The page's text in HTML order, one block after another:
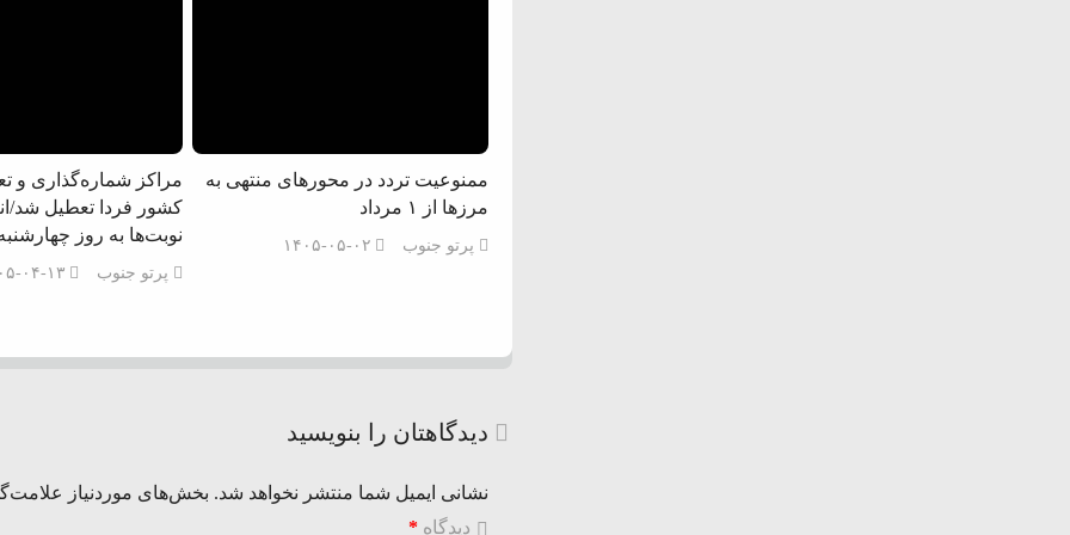
ممنوعیت تردد در محورهای منتهی به
مرزها از ۱ مرداد
پرتو جنوب ۱۴۰۵-۰۵-۰۲
مراکز شماره‌گذاری و
کشور فردا تعطیل شد/
نوبت‌ها به روز
پرتو جنوب ۱۴۰۵-
دیدگاهتان را بنویسید
نشانی ایمیل شما منتشر نخواهد شد. بخش‌های موردنیاز
دیدگاه *